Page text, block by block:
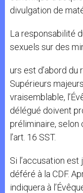
divulgation de
La responsabilité
sexuels sur des
urs est d’abord
Supérieurs
vraisemblable,
délégué doivent
préliminaire, selon
l’art. 16 SST.
Si l’accusation
déféré à la CDF.
indiquera à